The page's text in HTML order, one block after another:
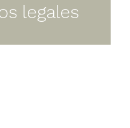
legales